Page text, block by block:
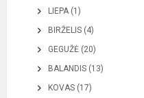
LIEPA (1)
BIRŽELIS (4)
GEGUŽĖ (20)
BALANDIS (13)
KOVAS (17)